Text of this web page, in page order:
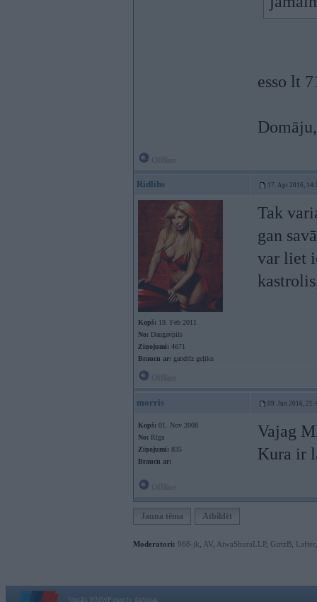
esso lt
Ridlihs 17. Apr 2016,
Kopš: 19. Feb 2011
No: Daugavpils
Ziņojumi: 4671
Braucu ar: gandrīz geļiku
Tak
gan
var liet
morris 09. Jun 2016,
Kopš: 01. Nov 2008
No: Rīga
Ziņojumi: 835
Braucu ar:
Vajag
Kura ir
Jauna tēma Atbildēt
Moderatori: 968-jk AV AiwaShuraLLP, GirtzB Lafter
Vortāls BMWPower.lv darbojas